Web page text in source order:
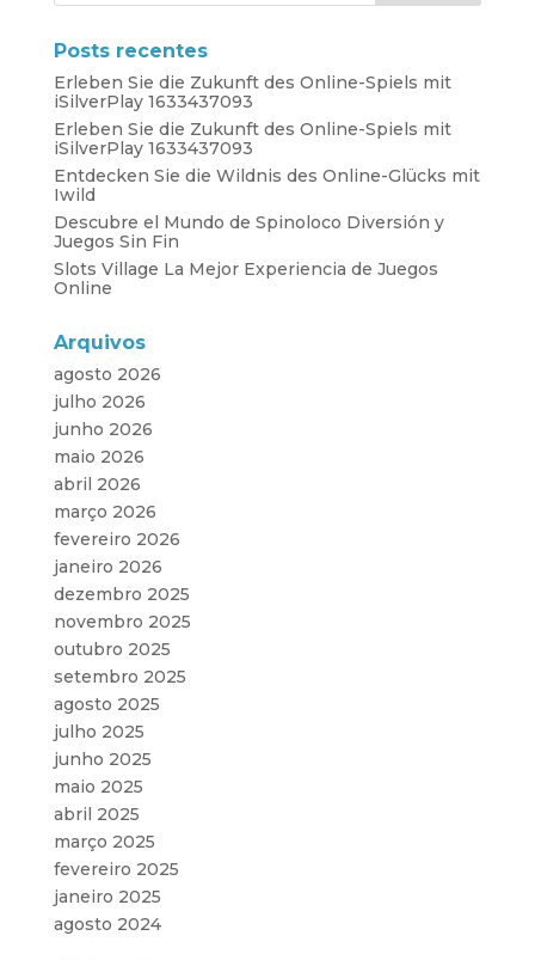
Posts recentes
Erleben Sie die Zukunft des Online-Spiels mit
iSilverPlay 1633437093
Erleben Sie die Zukunft des Online-Spiels mit
iSilverPlay 1633437093
Entdecken Sie die Wildnis des Online-Glücks mit
Iwild
Descubre el Mundo de Spinoloco Diversión y
Juegos Sin Fin
Slots Village La Mejor Experiencia de Juegos
Online
Arquivos
agosto 2026
julho 2026
junho 2026
maio 2026
abril 2026
março 2026
fevereiro 2026
janeiro 2026
dezembro 2025
novembro 2025
outubro 2025
setembro 2025
agosto 2025
julho 2025
junho 2025
maio 2025
abril 2025
março 2025
fevereiro 2025
janeiro 2025
agosto 2024